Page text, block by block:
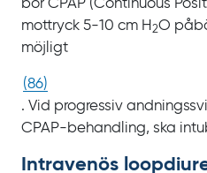
bör CPAP (Continuous
mottryck 5‍-‍10 cm H 2O
möjligt
(86)
. Vid progressiv
CPAP‍-‍behandling, ska
Intravenös